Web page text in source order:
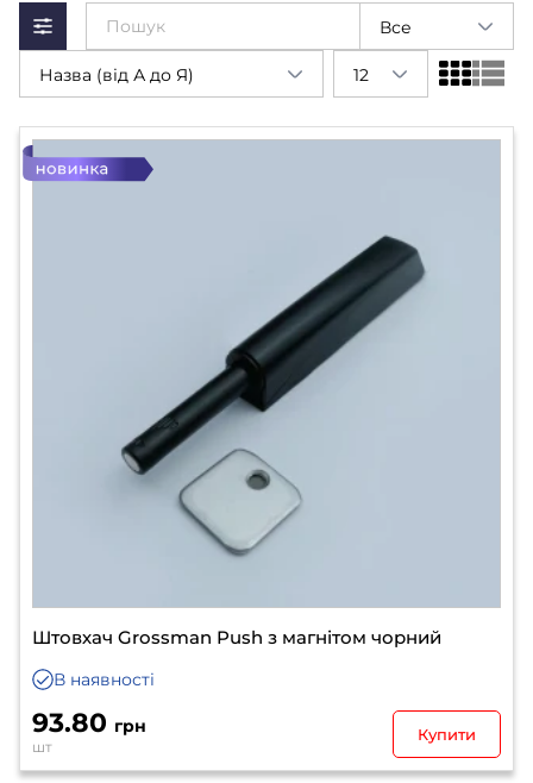
Все
Назва (від А до Я) 12
Штовхач Grossman Push з магнітом чорний
В наявності
93.80 грн
шт
Купити